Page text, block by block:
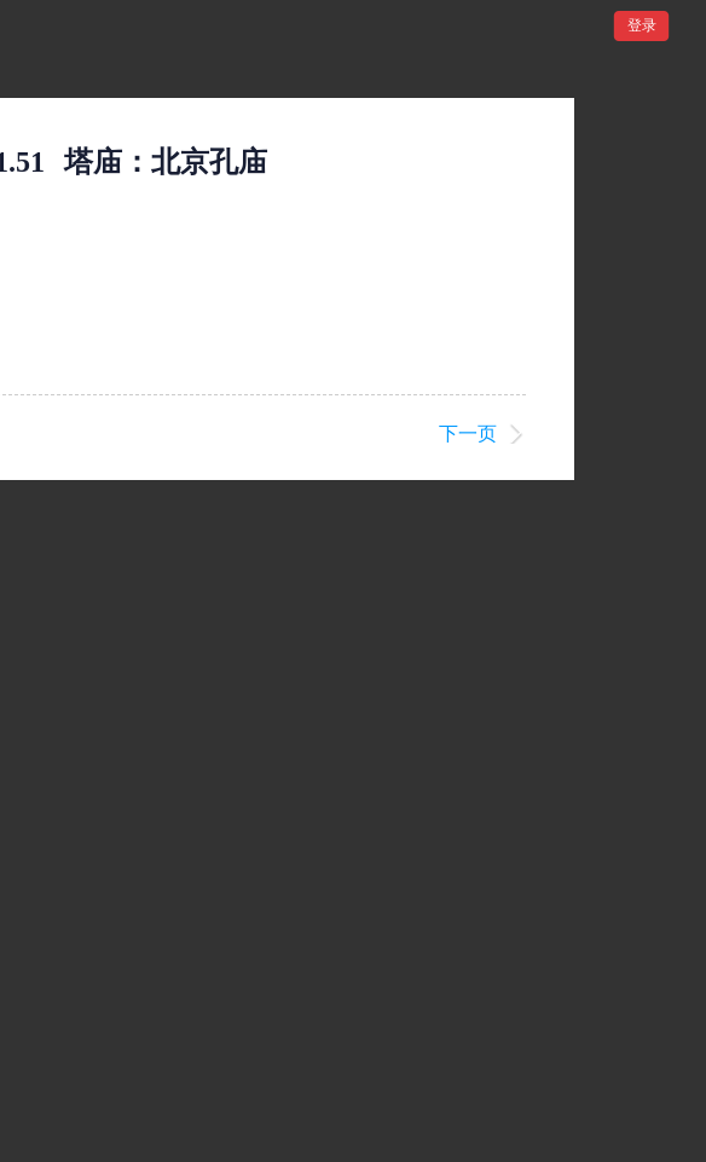
登录
塔庙：北京孔庙
下一页